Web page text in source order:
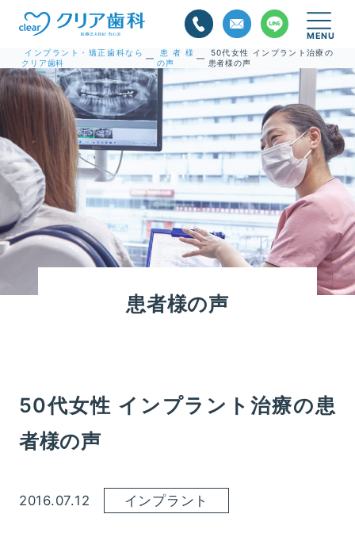
インプラント・矯正歯科なら
クリア歯科
—
患者様
の声
—
50代女性 インプラント治療の
患者様の声
患者様の声
50代女性 インプラント治療の患
者様の声
2016.07.12 インプラント